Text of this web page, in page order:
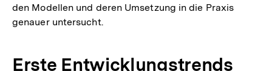
den Modellen und deren Umsetzung in die Praxis
genauer untersucht.
Erste Entwicklungstrends